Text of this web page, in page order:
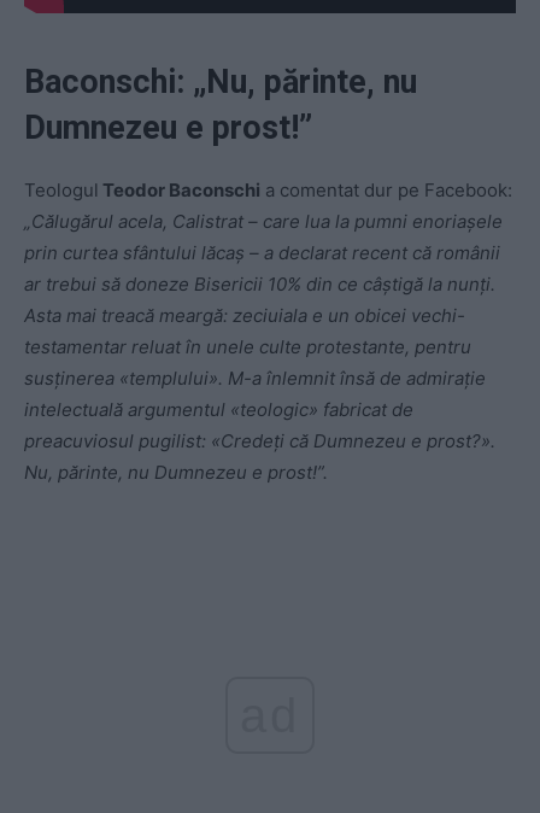
Baconschi: „Nu, părinte, nu
Dumnezeu e prost!”
Teologul Teodor Baconschi a comentat dur pe Facebook:
„Călugărul acela, Calistrat – care lua la pumni enoriașele
prin curtea sfântului lăcaș – a declarat recent că românii
ar trebui să doneze Bisericii 10% din ce câștigă la nunți.
Asta mai treacă meargă: zeciuiala e un obicei vechi-
testamentar reluat în unele culte protestante, pentru
susținerea «templului». M-a înlemnit însă de admirație
intelectuală argumentul «teologic» fabricat de
preacuviosul pugilist: «Credeți că Dumnezeu e prost?».
Nu, părinte, nu Dumnezeu e prost!”.